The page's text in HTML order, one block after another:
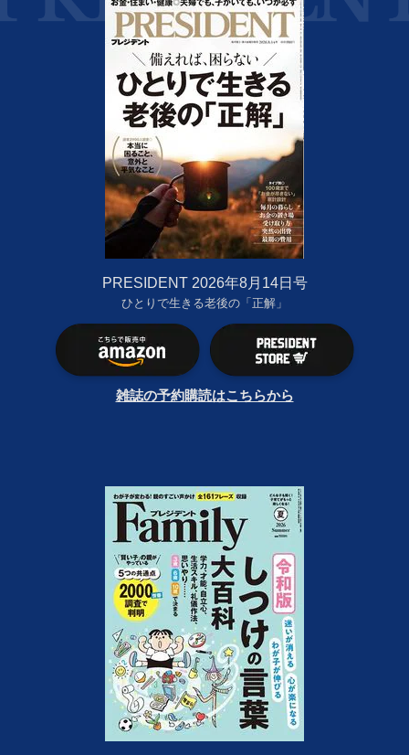
PRESIDENT 2026年8月14日号
ひとりで生きる老後の「正解」
雑誌の予約購読はこちらから